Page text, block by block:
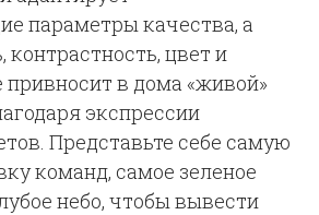
параметры качества, а
контрастность, цвет и
привносит в дома «живой»
экспрессии
Представьте себе самую
команд, самое зеленое
небо, чтобы вывести